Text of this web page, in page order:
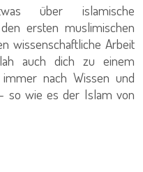
über islamische
ersten muslimischen
wissenschaftliche Arbeit
auch dich zu einem
nach Wissen und
so wie es der Islam von